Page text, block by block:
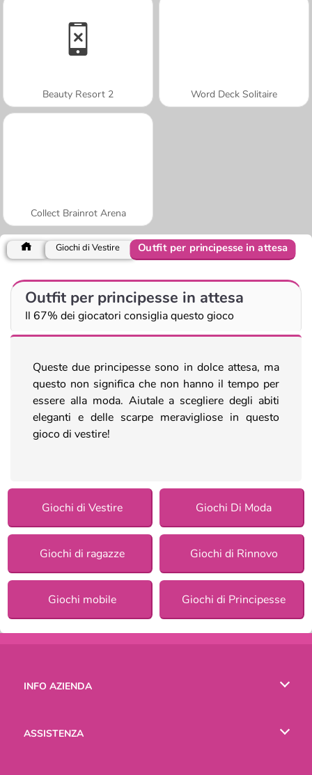
Beauty Resort 2 Word Deck Solitaire
Collect Brainrot Arena
Giochi di Vestire Outfit per principesse in attesa
Outfit per principesse in attesa
Il 67% dei giocatori consiglia questo gioco
Queste due principesse sono in dolce attesa, ma
questo non significa che non hanno il tempo per
essere alla moda. Aiutale a scegliere degli abiti
eleganti e delle scarpe meravigliose in questo
gioco di vestire!
Giochi di Vestire Giochi Di Moda
Giochi di ragazze Giochi di Rinnovo
Giochi mobile Giochi di Principesse
INFO AZIENDA
ASSISTENZA